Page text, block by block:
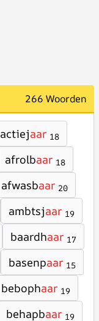
266 Woorden
actiejaar 18
afrolbaar 18
afwasbaar 20
ambtsjaar 19
baardhaar 17
basenpaar 15
bebophaar 19
behapbaar 19